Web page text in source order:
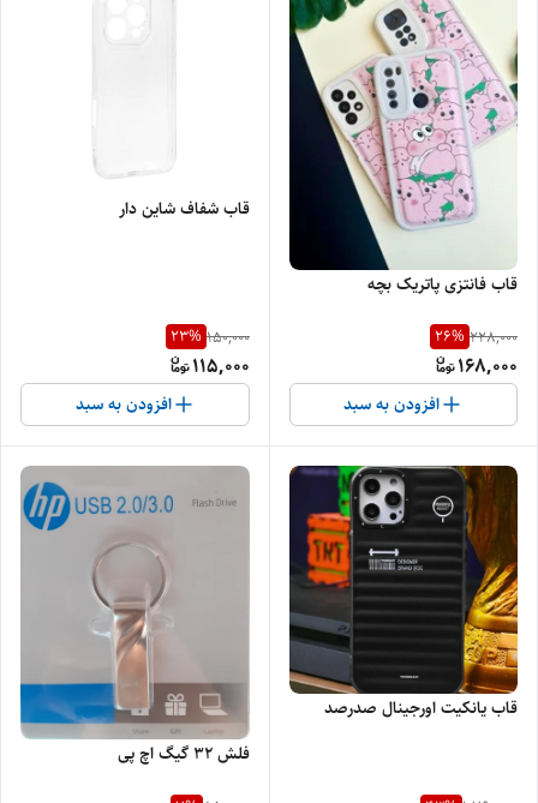
قاب فانتزی پاتریک بچه
228,000
26%
168,000
افزودن به سبد
قاب شفاف شاین دار
150,000
23%
115,000
افزودن به سبد
قاب یانکیت اورجینال صدرصد
فلش 32 گیگ اچ پی